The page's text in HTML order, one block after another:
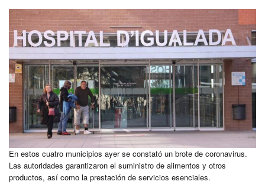
En estos cuatro municipios ayer se constató un brote de coronavirus.
Las autoridades garantizaron el suministro de alimentos y otros
productos, así como la prestación de servicios esenciales.